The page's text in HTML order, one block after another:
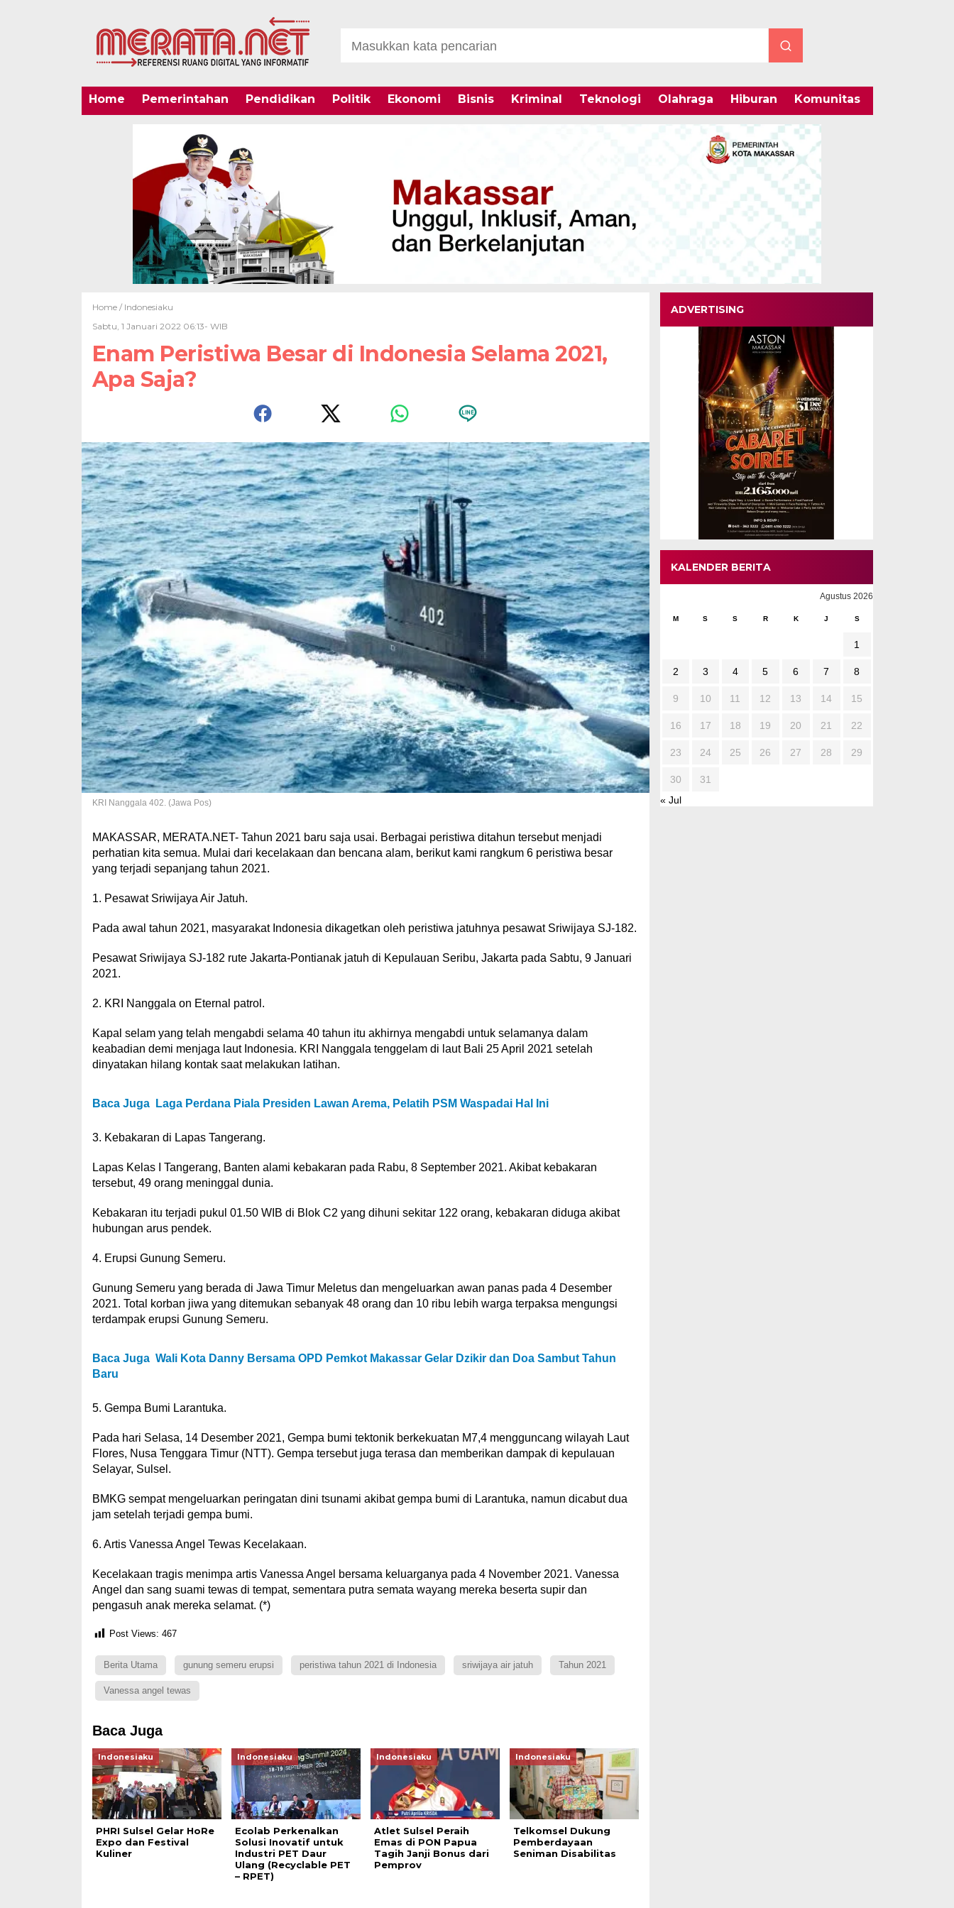
Home Pemerintahan Pendidikan Politik Ekonomi Bisnis Kriminal Teknologi Olahraga Hiburan Komunitas
Home / Indonesiaku
Sabtu, 1 Januari 2022 06:13- WIB
Enam Peristiwa Besar di Indonesia Selama 2021,
Apa Saja?
KRI Nanggala 402. (Jawa Pos)
MAKASSAR, MERATA.NET- Tahun 2021 baru saja usai. Berbagai peristiwa ditahun tersebut menjadi
perhatian kita semua. Mulai dari kecelakaan dan bencana alam, berikut kami rangkum 6 peristiwa besar
yang terjadi sepanjang tahun 2021.
1. Pesawat Sriwijaya Air Jatuh.
Pada awal tahun 2021, masyarakat Indonesia dikagetkan oleh peristiwa jatuhnya pesawat Sriwijaya SJ-182.
Pesawat Sriwijaya SJ-182 rute Jakarta-Pontianak jatuh di Kepulauan Seribu, Jakarta pada Sabtu, 9 Januari
2021.
2. KRI Nanggala on Eternal patrol.
Kapal selam yang telah mengabdi selama 40 tahun itu akhirnya mengabdi untuk selamanya dalam
keabadian demi menjaga laut Indonesia. KRI Nanggala tenggelam di laut Bali 25 April 2021 setelah
dinyatakan hilang kontak saat melakukan latihan.
Baca Juga Laga Perdana Piala Presiden Lawan Arema, Pelatih PSM Waspadai Hal Ini
3. Kebakaran di Lapas Tangerang.
Lapas Kelas I Tangerang, Banten alami kebakaran pada Rabu, 8 September 2021. Akibat kebakaran
tersebut, 49 orang meninggal dunia.
Kebakaran itu terjadi pukul 01.50 WIB di Blok C2 yang dihuni sekitar 122 orang, kebakaran diduga akibat
hubungan arus pendek.
4. Erupsi Gunung Semeru.
Gunung Semeru yang berada di Jawa Timur Meletus dan mengeluarkan awan panas pada 4 Desember
2021. Total korban jiwa yang ditemukan sebanyak 48 orang dan 10 ribu lebih warga terpaksa mengungsi
terdampak erupsi Gunung Semeru.
Baca Juga Wali Kota Danny Bersama OPD Pemkot Makassar Gelar Dzikir dan Doa Sambut Tahun
Baru
5. Gempa Bumi Larantuka.
Pada hari Selasa, 14 Desember 2021, Gempa bumi tektonik berkekuatan M7,4 mengguncang wilayah Laut
Flores, Nusa Tenggara Timur (NTT). Gempa tersebut juga terasa dan memberikan dampak di kepulauan
Selayar, Sulsel.
BMKG sempat mengeluarkan peringatan dini tsunami akibat gempa bumi di Larantuka, namun dicabut dua
jam setelah terjadi gempa bumi.
6. Artis Vanessa Angel Tewas Kecelakaan.
Kecelakaan tragis menimpa artis Vanessa Angel bersama keluarganya pada 4 November 2021. Vanessa
Angel dan sang suami tewas di tempat, sementara putra semata wayang mereka beserta supir dan
pengasuh anak mereka selamat. (*)
Post Views: 467
Berita Utama gunung semeru erupsi peristiwa tahun 2021 di Indonesia sriwijaya air jatuh Tahun 2021
Vanessa angel tewas
Baca Juga
Indonesiaku
PHRI Sulsel Gelar HoRe
Expo dan Festival
Kuliner
Indonesiaku
Ecolab Perkenalkan
Solusi Inovatif untuk
Industri PET Daur
Ulang (Recyclable PET
– RPET)
Indonesiaku
Atlet Sulsel Peraih
Emas di PON Papua
Tagih Janji Bonus dari
Pemprov
Indonesiaku
Telkomsel Dukung
Pemberdayaan
Seniman Disabilitas
ADVERTISING
KALENDER BERITA
Agustus 2026
M S S R K J S
1
2 3 4 5 6 7 8
9 10 11 12 13 14 15
16 17 18 19 20 21 22
23 24 25 26 27 28 29
30
31
« Jul